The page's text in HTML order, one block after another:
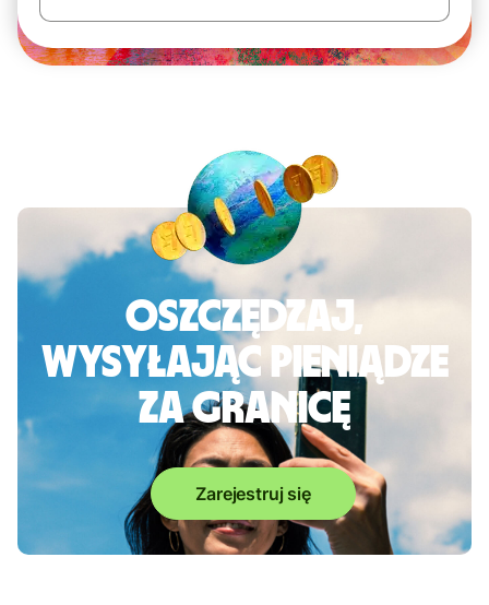
Oszczędzaj,
wysyłając pieniądze
za granicę
Zarejestruj się